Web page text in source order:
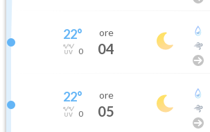
22°
0
ore
04
22°
0
ore
05